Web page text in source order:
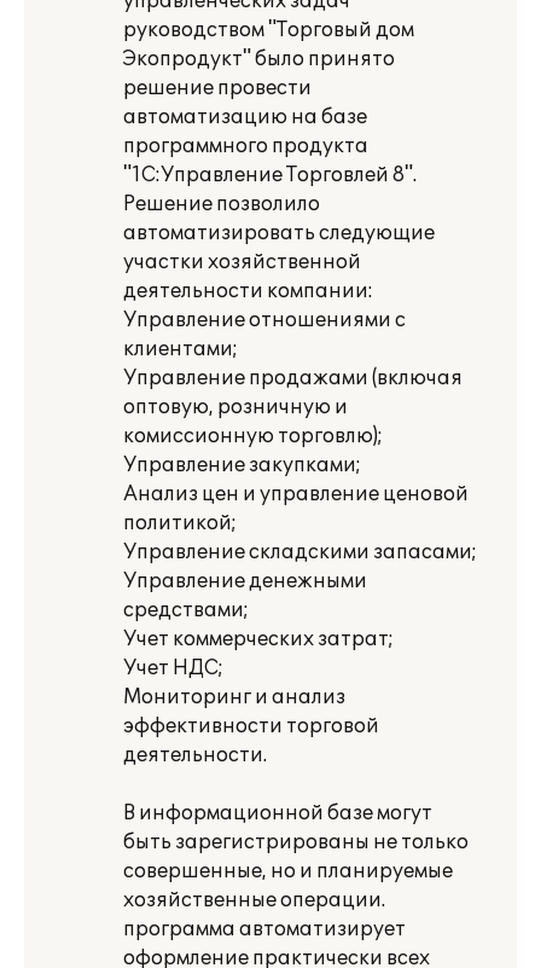
руководством "Торговый дом
Экопродукт" было принято
решение провести
автоматизацию на базе
программного продукта
"1С:Управление Торговлей 8".
Решение позволило
автоматизировать следующие
участки хозяйственной
деятельности компании:
Управление отношениями с
клиентами;
Управление продажами (включая
оптовую, розничную и
комиссионную торговлю);
Управление закупками;
Анализ цен и управление ценовой
политикой;
Управление складскими запасами;
Управление денежными
средствами;
Учет коммерческих затрат;
Учет НДС;
Мониторинг и анализ
эффективности торговой
деятельности.
В информационной базе могут
быть зарегистрированы не только
совершенные, но и планируемые
хозяйственные операции.
программа автоматизирует
оформление практически всех